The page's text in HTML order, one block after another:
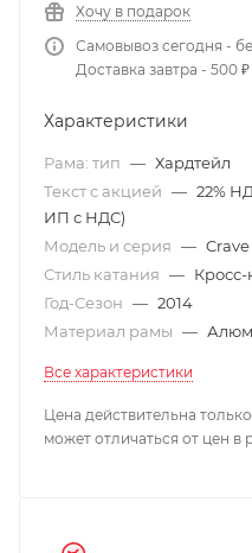
Хочу в подарок
Самовывоз сегодня -
Доставка завтра - 500 ₽
Характеристики
Рама: тип — Хардтейл
Текст с акцией — 22%
ИП с НДС)
Модель и серия — Crave
Стиль катания — Кросс-
Год-Сезон — 2014
Материал рамы —
Все характеристики
Цена действительна
может отличаться от цен в